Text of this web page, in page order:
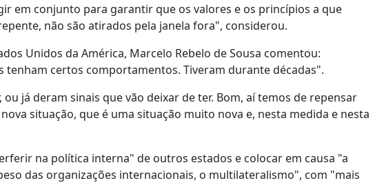
em conjunto para garantir que os valores e os princípios a que
não são atirados pela janela fora", considerou.
Unidos da América, Marcelo Rebelo de Sousa comentou:
tenham certos comportamentos. Tiveram durante décadas".
já deram sinais que vão deixar de ter. Bom, aí temos de repensar
situação, que é uma situação muito nova e, nesta medida e nesta
na política interna" de outros estados e colocar em causa "a
das organizações internacionais, o multilateralismo", com "mais